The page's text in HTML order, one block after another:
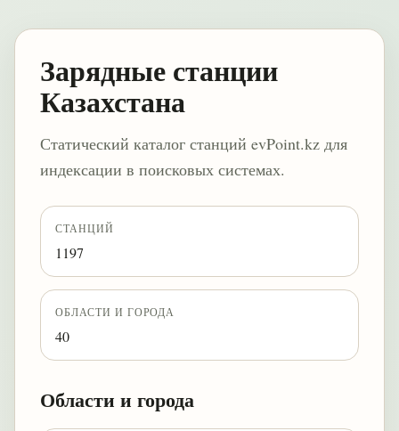
Зарядные станции
Казахстана
Статический каталог станций evPoint.kz для
индексации в поисковых системах.
СТАНЦИЙ
1197
ОБЛАСТИ И ГОРОДА
40
Области и города